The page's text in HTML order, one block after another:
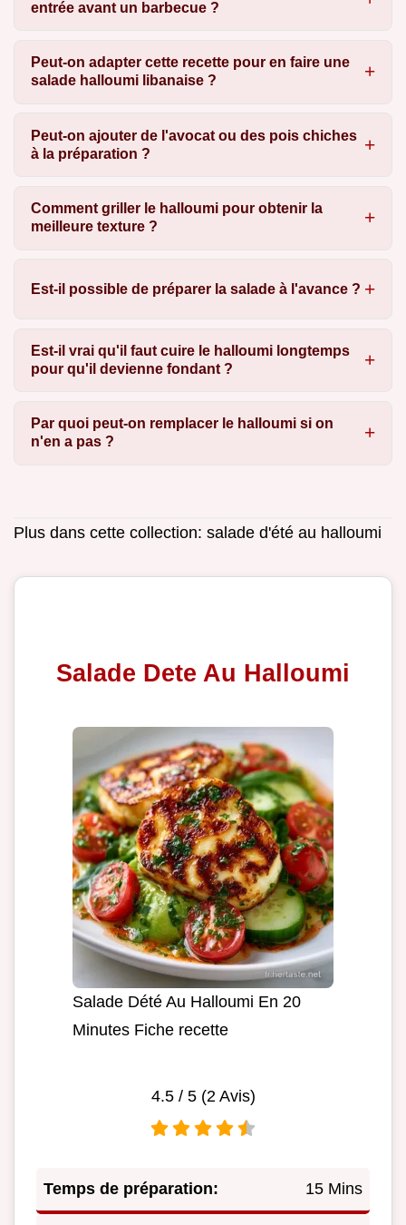
entrée avant un barbecue ?
Peut-on adapter cette recette pour en faire une
salade halloumi libanaise ?
Peut-on ajouter de l'avocat ou des pois chiches
à la préparation ?
Comment griller le halloumi pour obtenir la
meilleure texture ?
Est-il possible de préparer la salade à l'avance ?
Est-il vrai qu'il faut cuire le halloumi longtemps
pour qu'il devienne fondant ?
Par quoi peut-on remplacer le halloumi si on
n'en a pas ?
Plus dans cette collection: salade d'été au halloumi
Salade Dete Au Halloumi
Salade Dété Au Halloumi En 20
Minutes Fiche recette
4.5/ 5 (2Avis)
Temps de préparation: 15 Mins